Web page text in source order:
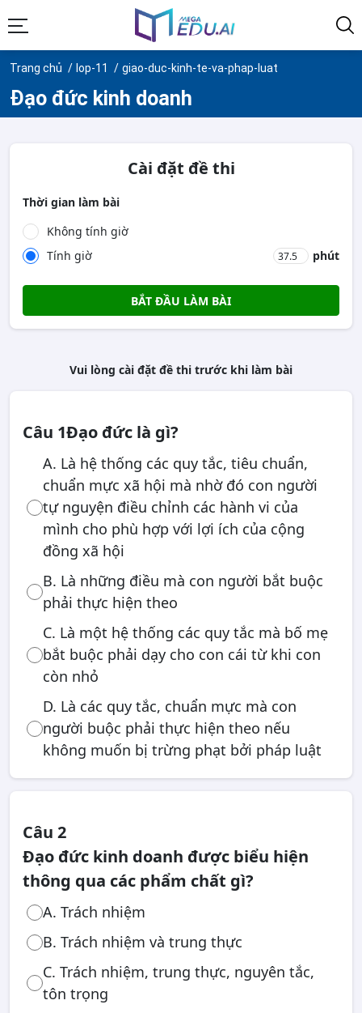
Trang chủ lop-11 giao-duc-kinh-te-va-phap-luat
Đạo đức kinh doanh
Cài đặt đề thi
Thời gian làm bài
Không tính giờ
Tính giờ
phút
BẮT ĐẦU LÀM BÀI
Vui lòng cài đặt đề thi trước khi làm bài
Câu 1Đạo đức là gì?
A. Là hệ thống các quy tắc, tiêu chuẩn,
chuẩn mực xã hội mà nhờ đó con người
tự nguyện điều chỉnh các hành vi của
mình cho phù hợp với lợi ích của cộng
đồng xã hội
B. Là những điều mà con người bắt buộc
phải thực hiện theo
C. Là một hệ thống các quy tắc mà bố mẹ
bắt buộc phải dạy cho con cái từ khi con
còn nhỏ
D. Là các quy tắc, chuẩn mực mà con
người buộc phải thực hiện theo nếu
không muốn bị trừng phạt bởi pháp luật
Câu 2
Đạo đức kinh doanh được biểu hiện
thông qua các phẩm chất gì?
A. Trách nhiệm
B. Trách nhiệm và trung thực
C. Trách nhiệm, trung thực, nguyên tắc,
tôn trọng